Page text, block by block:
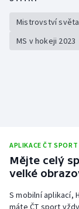
Mistrovství
MS v hokeji 2023
APLIKACE ČT SPORT
Mějte celý
velké
S mobilní aplikací,
máte ČT sport